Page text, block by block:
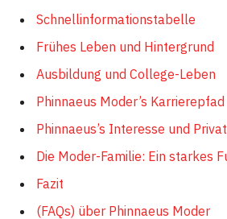
Schnellinformationstabelle
Frühes Leben und Hintergrund
Ausbildung und College-Leben
Phinnaeus Moder’s Karrierepfad
Phinnaeus’s Interesse und
Die Moder-Familie: Ein starkes
Fazit
(FAQs) über Phinnaeus Moder